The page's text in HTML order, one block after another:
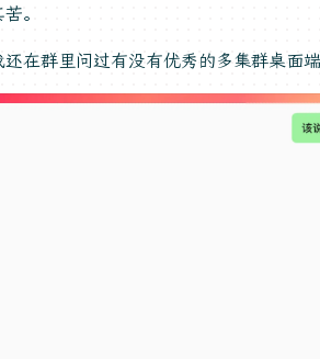
。
在群里问过有没有优秀的多集群桌面端